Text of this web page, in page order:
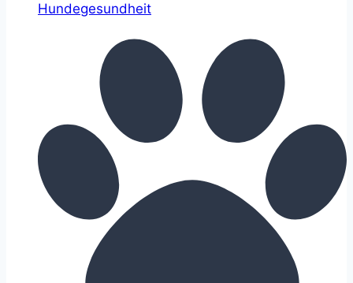
Hundegesundheit